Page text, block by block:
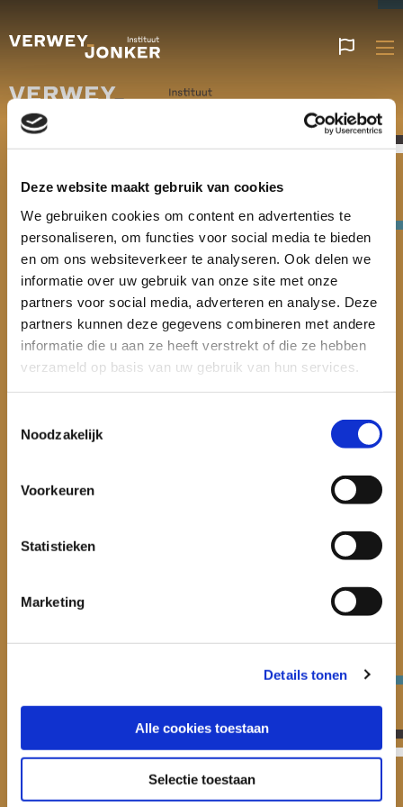
Deze website maakt gebruik van cookies
We gebruiken cookies om content en advertenties te
personaliseren, om functies voor social media te bieden
en om ons websiteverkeer te analyseren. Ook delen we
informatie over uw gebruik van onze site met onze
partners voor social media, adverteren en analyse. Deze
partners kunnen deze gegevens combineren met andere
informatie die u aan ze heeft verstrekt of die ze hebben
verzameld op basis van uw gebruik van hun services.
Noodzakelijk
Voorkeuren
Statistieken
Marketing
Details tonen
Alle cookies toestaan
Selectie toestaan
Giessenplein 59 C
3522 KE Utrecht
030 230 07 99
secr@verwey-jonker.nl
Thema’s
Onze onderzoekers
Ook een onderzoek uit laten voeren?
vraagstukken met het oog op een betere, vitale
en stabiele samenleving.